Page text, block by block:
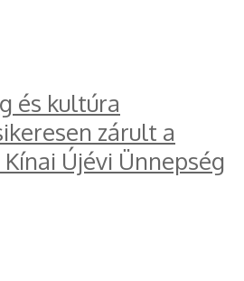
és kultúra
zárult a
Kínai Újévi Ünnepség